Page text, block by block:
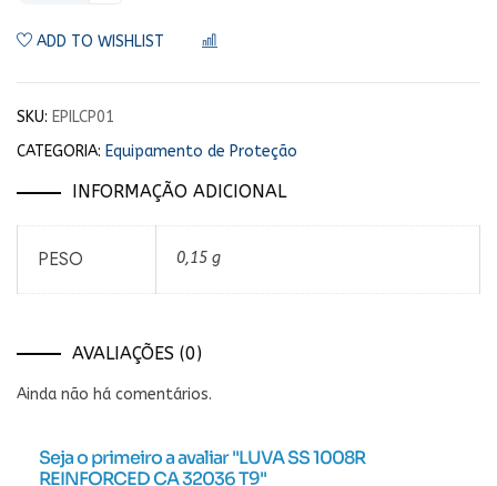
ADD TO WISHLIST
SKU: EPILCP01
CATEGORIA: Equipamento de Proteção
INFORMAÇÃO ADICIONAL
PESO 0,15 g
AVALIAÇÕES (0)
Ainda não há comentários.
Seja o primeiro a avaliar "LUVA SS 1008R
REINFORCED CA 32036 T9"